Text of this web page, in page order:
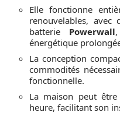
Elle fonctionne
renouvelables, avec
batterie Powerwall
énergétique
La conception
commodités
fonctionnelle.
La maison peut être
heure, facilitant son